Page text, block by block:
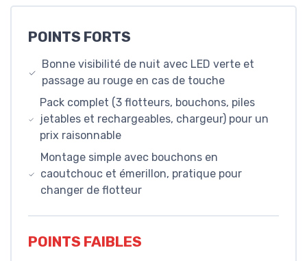
POINTS FORTS
Bonne visibilité de nuit avec LED verte et
passage au rouge en cas de touche
Pack complet (3 flotteurs, bouchons, piles
jetables et rechargeables, chargeur) pour un
prix raisonnable
Montage simple avec bouchons en
caoutchouc et émerillon, pratique pour
changer de flotteur
POINTS FAIBLES